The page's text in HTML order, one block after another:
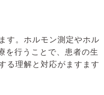
す。ホルモン測定やホル
を行うことで、患者の生
る理解と対応がますます